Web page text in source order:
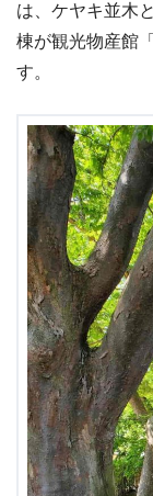
は、ケヤキ並木
棟が観光物産館
す。